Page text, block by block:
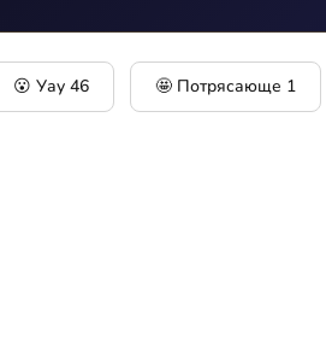
😮 Уау 46 🤩 Потрясающе 1